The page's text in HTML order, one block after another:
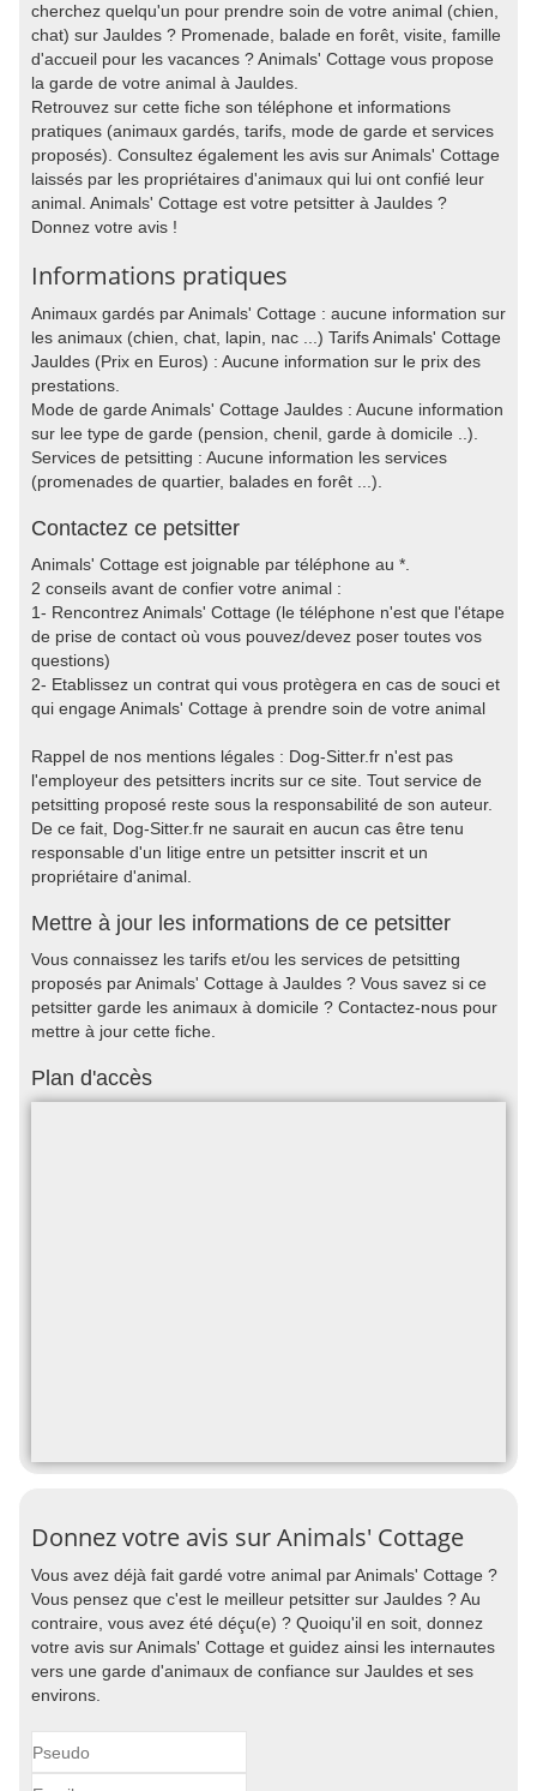
cherchez quelqu'un pour prendre soin de votre animal (chien,
chat) sur Jauldes ? Promenade, balade en forêt, visite, famille
d'accueil pour les vacances ? Animals' Cottage vous propose
la garde de votre animal à Jauldes.
Retrouvez sur cette fiche son téléphone et informations
pratiques (animaux gardés, tarifs, mode de garde et services
proposés). Consultez également les avis sur Animals' Cottage
laissés par les propriétaires d'animaux qui lui ont confié leur
animal. Animals' Cottage est votre petsitter à Jauldes ?
Donnez votre avis !
Informations pratiques
Animaux gardés par Animals' Cottage : aucune information sur
les animaux (chien, chat, lapin, nac ...) Tarifs Animals' Cottage
Jauldes (Prix en Euros) : Aucune information sur le prix des
prestations.
Mode de garde Animals' Cottage Jauldes : Aucune information
sur lee type de garde (pension, chenil, garde à domicile ..).
Services de petsitting : Aucune information les services
(promenades de quartier, balades en forêt ...).
Contactez ce petsitter
Animals' Cottage est joignable par téléphone au *.
2 conseils avant de confier votre animal :
1- Rencontrez Animals' Cottage (le téléphone n'est que l'étape
de prise de contact où vous pouvez/devez poser toutes vos
questions)
2- Etablissez un contrat qui vous protègera en cas de souci et
qui engage Animals' Cottage à prendre soin de votre animal
Rappel de nos mentions légales : Dog-Sitter.fr n'est pas
l'employeur des petsitters incrits sur ce site. Tout service de
petsitting proposé reste sous la responsabilité de son auteur.
De ce fait, Dog-Sitter.fr ne saurait en aucun cas être tenu
responsable d'un litige entre un petsitter inscrit et un
propriétaire d'animal.
Mettre à jour les informations de ce petsitter
Vous connaissez les tarifs et/ou les services de petsitting
proposés par Animals' Cottage à Jauldes ? Vous savez si ce
petsitter garde les animaux à domicile ? Contactez-nous pour
mettre à jour cette fiche.
Plan d'accès
Donnez votre avis sur Animals' Cottage
Vous avez déjà fait gardé votre animal par Animals' Cottage ?
Vous pensez que c'est le meilleur petsitter sur Jauldes ? Au
contraire, vous avez été déçu(e) ? Quoiqu'il en soit, donnez
votre avis sur Animals' Cottage et guidez ainsi les internautes
vers une garde d'animaux de confiance sur Jauldes et ses
environs.